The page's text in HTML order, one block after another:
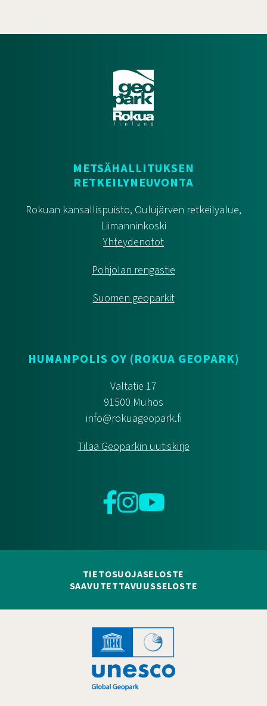
METSÄHALLITUKSEN
RETKEILYNEUVONTA
Rokuan kansallispuisto, Oulujärven retkeilyalue,
Liimanninkoski
Yhteydenotot
Pohjolan rengastie
Suomen geoparkit
HUMANPOLIS OY (ROKUA GEOPARK)
Valtatie 17
91500 Muhos
info@rokuageopark.fi
Tilaa Geoparkin uutiskirje
Facebook
InstagramYouTube
TIETOSUOJASELOSTE
SAAVUTETTAVUUSSELOSTE
Hankelogo